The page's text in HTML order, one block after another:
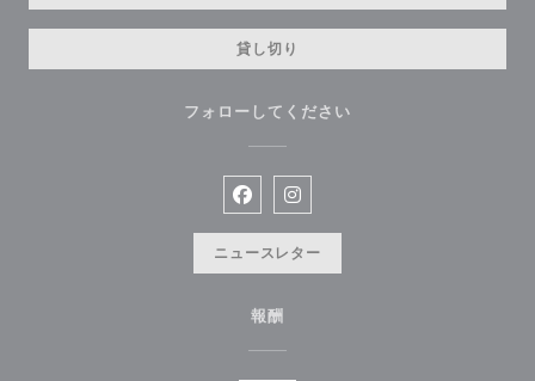
貸し切り
フォローしてください
Facebook ((新しいウィンドウで
Instagram ((新しいウィンド
ニュースレター
報酬